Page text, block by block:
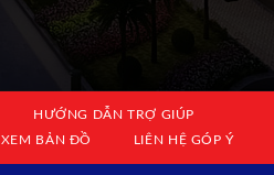
HƯỚNG DẪN TRỢ GIÚP
XEM BẢN ĐỒ LIÊN HỆ GÓP Ý